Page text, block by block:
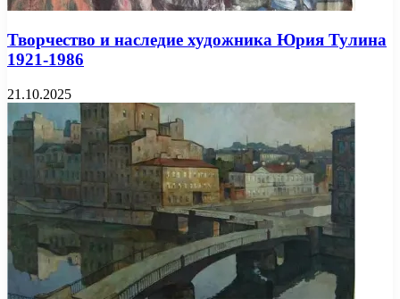
Творчество и наследие художника Юрия Тулина
1921-1986
21.10.2025